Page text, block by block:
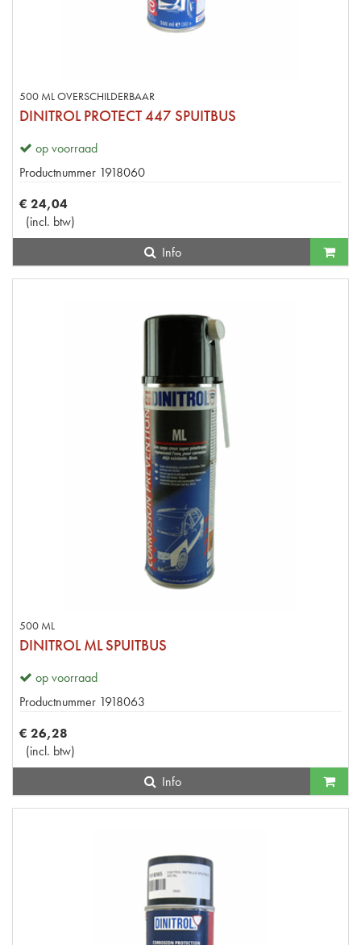
500 ML OVERSCHILDERBAAR
DINITROL PROTECT 447 SPUITBUS
op voorraad
Productnummer 1918060
€ 24,04
(incl. btw)
Info
500 ML
DINITROL ML SPUITBUS
op voorraad
Productnummer 1918063
€ 26,28
(incl. btw)
Info